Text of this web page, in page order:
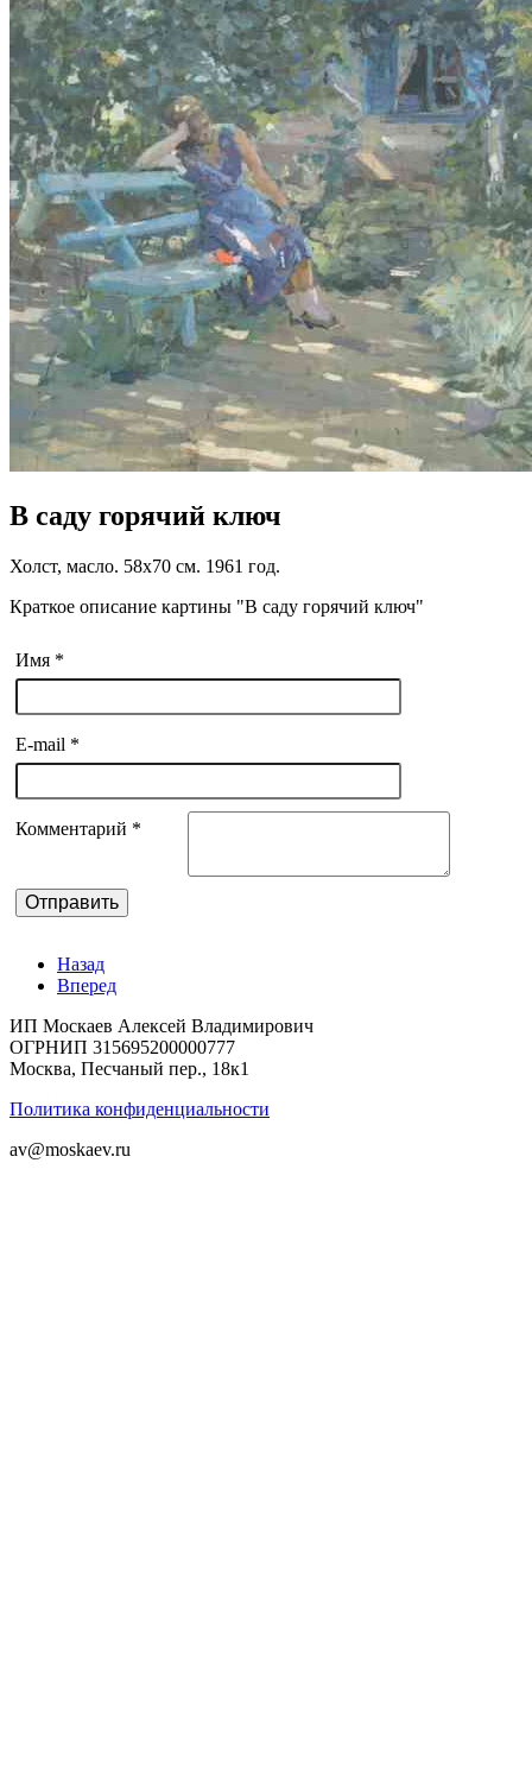
В саду горячий ключ
Холст, масло. 58х70 см. 1961 год.
Краткое описание картины "В саду горячий ключ"
Имя *
E-mail *
Комментарий *
Назад
Вперед
ИП Москаев Алексей Владимирович
ОГРНИП 315695200000777
Москва, Песчаный пер., 18к1
Политика конфиденциальности
av@moskaev.ru